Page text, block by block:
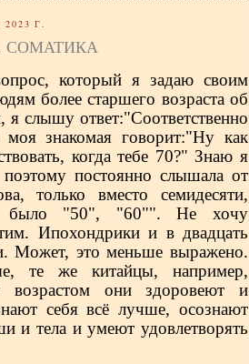
Г.
СОМАТИКА
который я задаю своим
более старшего возраста об
я слышу ответ:"Соответственно
моя знакомая говорит:"Ну как
когда тебе 70?" Знаю я
постоянно слышала от
только вместо семидесяти,
было "50", "60"". Не хочу
Ипохондрики и в двадцать
Может, это меньше выражено.
те же китайцы, например,
возрастом они здоровеют и
себя всё лучше, осознают
и тела и умеют удовлетворять